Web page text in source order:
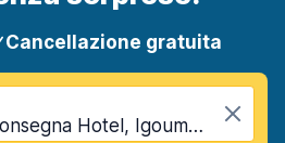
Cancellazione gratuita
Igoumenitsa Consegna Hotel, Igoumenitsa, Grecia